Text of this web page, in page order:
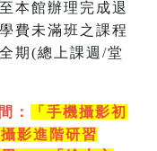
本館辦理完成退
費未滿班之課程
期(總上課週/堂
：
「手機攝影初
影進階研習